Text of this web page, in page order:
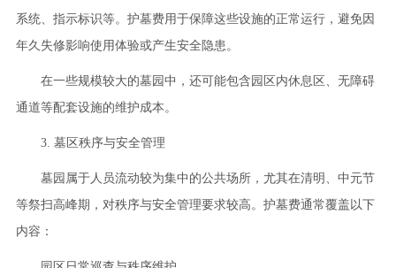
系统、指示标识等。护墓费用于保障这些设施的正常运行，避免因
年久失修影响使用体验或产生安全隐患。
在一些规模较大的墓园中，还可能包含园区内休息区、无障碍
通道等配套设施的维护成本。
3. 墓区秩序与安全管理
墓园属于人员流动较为集中的公共场所，尤其在清明、中元节
等祭扫高峰期，对秩序与安全管理要求较高。护墓费通常覆盖以下
内容：